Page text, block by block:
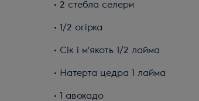
• 2 стебла селери
• 1/2 огірка
• Сік і м'якоть 1/2 лайма
• Натерта цедра 1 лайма
• 1 авокадо